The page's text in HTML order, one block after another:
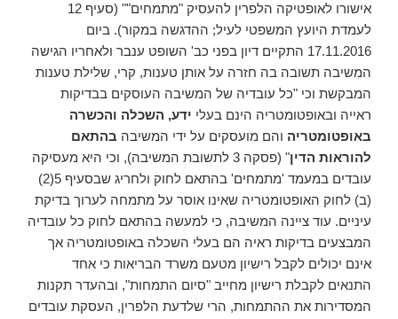
אישורו לאופטיקה הלפרין להעסיק "מתמחים"" (סעיף 12
לעמדת היועץ המשפטי לעיל; ההדגשה במקור). ביום
17.11.2016 התקיים דיון בפני כב' השופט ענבר ולאחריו הגישה
המשיבה תשובה בה חזרה על אותן טענות, קרי, שלילת טענות
המבקשת וכי "כל עובדיה של המשיבה העוסקים בבדיקות
ראייה ובאופטומטריה הינם בעלי ידע, השכלה והכשרה
באופטומטריה והם מועסקים על ידי המשיבה בהתאם
להוראות הדין
" (פסקה 3 לתשובת המשיבה), וכי היא מעסיקה
עובדים במעמד 'מתמחים' בהתאם לחוק ולחריג שבסעיף 5(2)
(ב) לחוק האופטומטריה שאינו אוסר על מתמחה לערוך בדיקת
עיניים. עוד ציינה המשיבה, כי למעשה בהתאם לחוק כל עובדיה
המבצעים בדיקות ראיה הם בעלי השכלה באופטומטריה אך
אינם יכולים לקבל רישיון מטעם משרד הבריאות כי אחד
התנאים לקבלת רישיון מחייב "סיום התמחות", ובהעדר תקנות
המסדירות את ההתמחות, הרי שלדעת הלפרין, העסקת עובדים